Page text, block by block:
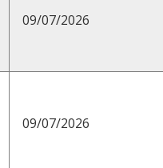
09/07/2026
09/07/2026